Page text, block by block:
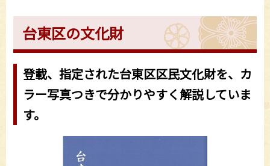
台東区の文化財
登載、指定された台東区区民文化財を、カ
ラー写真つきで分かりやすく解説していま
す。